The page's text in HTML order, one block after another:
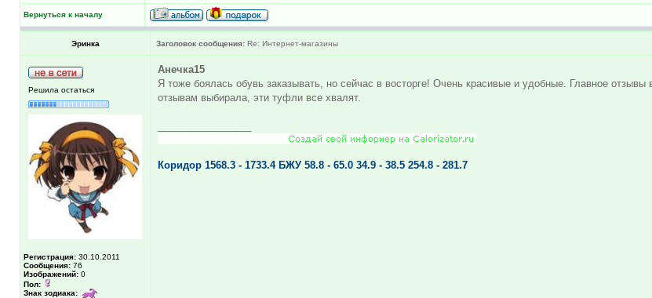
Вернуться к началу
Эринка Заголовок сообщения: Re: Интернет-магазины
Решила остаться
Регистрация: 30.10.2011
Сообщения: 76
Изображений: 0
Пол:
Знак зодиака:
Анечка15
Я тоже боялась обувь заказывать, но сейчас в восторге! Очень красивые и удобные. Главное
отзывам выбирала, эти туфли все хвалят.
Коридор 1568.3 - 1733.4 БЖУ 58.8 - 65.0 34.9 - 38.5 254.8 - 281.7